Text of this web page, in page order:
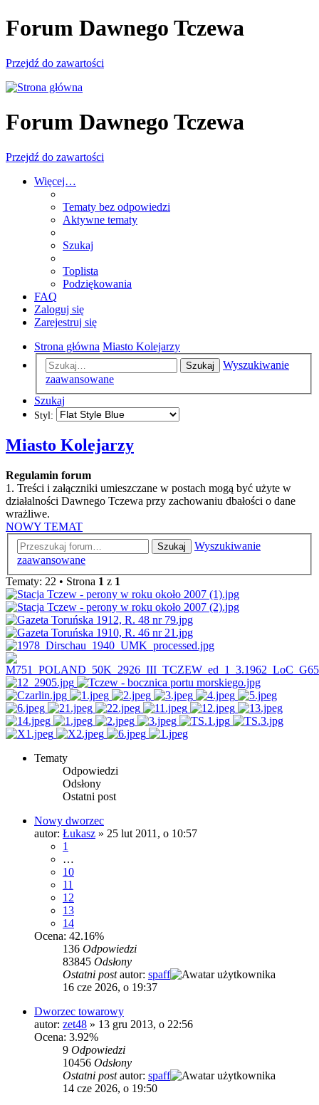
Forum Dawnego Tczewa
Przejdź do zawartości
Forum Dawnego Tczewa
Przejdź do zawartości
Więcej…
Tematy bez odpowiedzi
Aktywne tematy
Szukaj
Toplista
Podziękowania
FAQ
Zaloguj się
Zarejestruj się
Strona główna Miasto Kolejarzy
Szukaj
Wyszukiwanie
zaawansowane
Szukaj
Styl:
Miasto Kolejarzy
Regulamin forum
1. Treści i załączniki umieszczane w postach mogą być użyte w
działalności Dawnego Tczewa przy zachowaniu dbałości o dane
wrażliwe.
NOWY TEMAT
Szukaj
Wyszukiwanie
zaawansowane
Tematy: 22 • Strona 1 z 1
Tematy
Odpowiedzi
Odsłony
Ostatni post
Nowy dworzec
autor: Łukasz » 25 lut 2011, o 10:57
1
…
10
11
12
13
14
Ocena: 42.16%
136 Odpowiedzi
83845 Odsłony
Ostatni postautor: spaff
16 cze 2026, o 19:37
Dworzec towarowy
autor: zet48 » 13 gru 2013, o 22:56
Ocena: 3.92%
9 Odpowiedzi
10456 Odsłony
Ostatni postautor: spaff
14 cze 2026, o 19:50